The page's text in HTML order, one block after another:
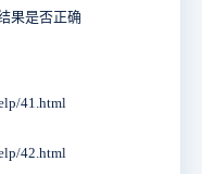
果是否正确
41.html
42.html